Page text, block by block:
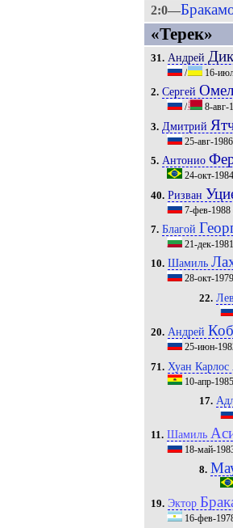
2:0—
«Терек»
31. Андрей
/ 16-
2. Сергей
/ 8-авг-
3. Дмитрий
25-авг-1986
5. Антонио
24-окт-1984
40. Ризван
7-фев-1988
7. Благой
21-дек-1981
10. Шамиль
28-окт-1979
22.
20. Андрей
25-июн-
71. Хуан Карлос
10-апр-1985
17.
11. Шамиль
18-май-
8.
19. Эктор
16-фев-